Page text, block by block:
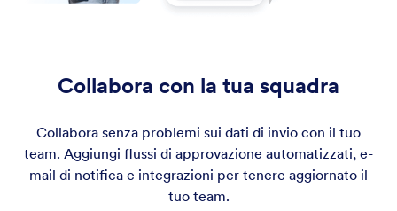
Collabora con la tua squadra
Collabora senza problemi sui dati di invio con il tuo
team. Aggiungi flussi di approvazione automatizzati, e-
mail di notifica e integrazioni per tenere aggiornato il
tuo team.